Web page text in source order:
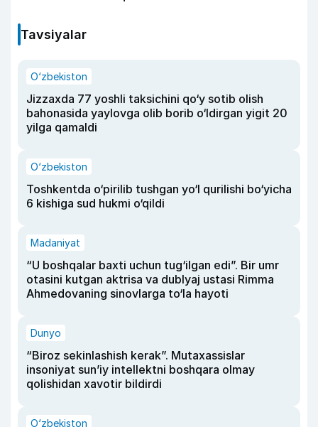
Tavsiyalar
O‘zbekiston
Jizzaxda 77 yoshli taksichini qo‘y sotib olish
bahonasida yaylovga olib borib o‘ldirgan yigit 20
yilga qamaldi
O‘zbekiston
Toshkentda o‘pirilib tushgan yo‘l qurilishi bo‘yicha
6 kishiga sud hukmi o‘qildi
Madaniyat
“U boshqalar baxti uchun tug‘ilgan edi”. Bir umr
otasini kutgan aktrisa va dublyaj ustasi Rimma
Ahmedovaning sinovlarga to‘la hayoti
Dunyo
“Biroz sekinlashish kerak”. Mutaxassislar
insoniyat sun’iy intellektni boshqara olmay
qolishidan xavotir bildirdi
O‘zbekiston